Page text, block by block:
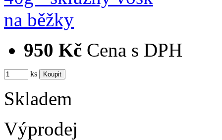
950 Kč Cena s DPH
ks
Skladem
Výprodej